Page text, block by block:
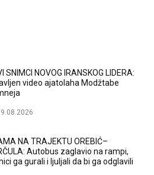
SNIMCI NOVOG IRANSKOG LIDERA:
video ajatolaha Modžtabe
NA TRAJEKTU OREBIĆ–
Autobus zaglavio na rampi,
ga gurali i ljuljali da bi ga odglavili